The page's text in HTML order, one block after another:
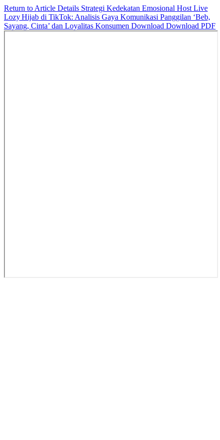
Return to Article Details Strategi Kedekatan Emosional Host Live
Lozy Hijab di TikTok: Analisis Gaya Komunikasi Panggilan ‘Beb,
Sayang, Cinta’ dan Loyalitas Konsumen Download Download PDF